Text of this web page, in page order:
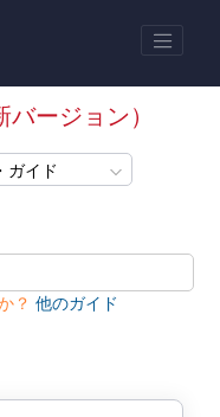
バージョン）
？他のガイド